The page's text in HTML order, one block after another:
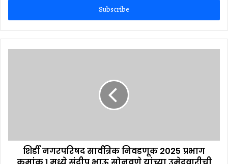
शिर्डी नगरपरिषद सार्वत्रिक निवडणूक 2025 प्रभाग